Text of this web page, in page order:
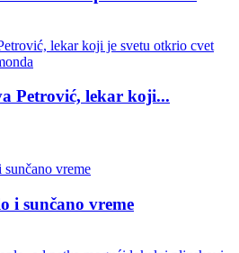
Petrović, lekar koji...
i sunčano vreme